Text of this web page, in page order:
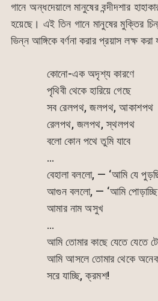
গানে অন্ধদেয়ালে মানুষের বন্দীদশার
হয়েছে। এই তিন গানে মানুষের মুক্তির
ভিন্ন আঙ্গিকে বর্ণনা করার প্রয়াস লক্ষ করা
কোনো-এক অদৃশ্য কারণে
পৃথিবী থেকে হারিয়ে গেছে
সব রেলপথ, জলপথ, আকাশপথ
রেলপথ, জলপথ, স্থলপথ
বলো কোন পথে তুমি যাবে
…
বেহালা বললো, — ‘আমি যে
আগুন বললো, — ‘আমি
আমার নাম অসুখ
…
আমি তোমার কাছে যেতে যেতে
আমি আসলে তোমার থেকে
সরে যাচ্ছি, ক্রমশ!